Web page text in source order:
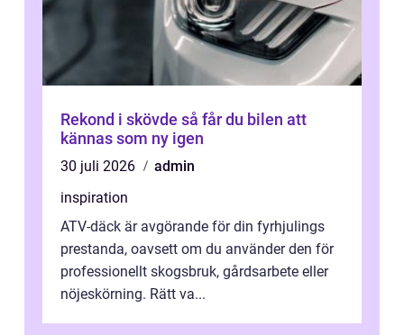
Rekond i skövde så får du bilen att
kännas som ny igen
30 juli 2026
admin
inspiration
ATV-däck är avgörande för din fyrhjulings
prestanda, oavsett om du använder den för
professionellt skogsbruk, gårdsarbete eller
nöjeskörning. Rätt va...